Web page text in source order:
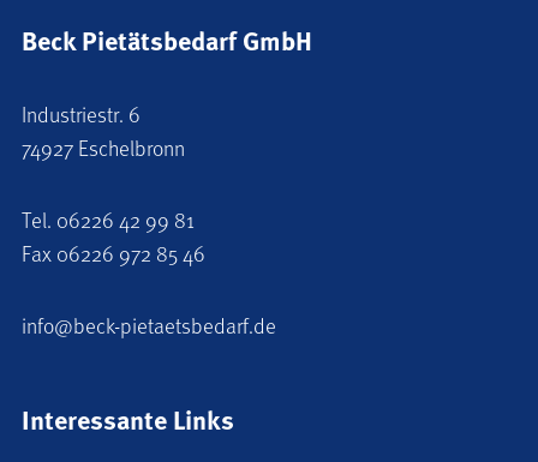
Beck Pietätsbedarf GmbH
Industriestr. 6
74927 Eschelbronn
Tel. 06226 42 99 81
Fax 06226 972 85 46
info@beck-pietaetsbedarf.de
Interessante Links